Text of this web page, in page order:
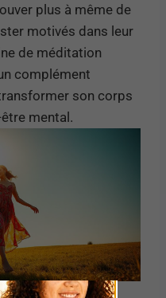
plus à même de
motivés dans leur
de méditation
complément
son corps
mental.